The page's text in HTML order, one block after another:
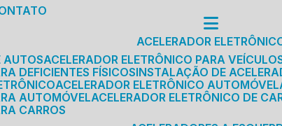
ACELERADOR
AUTOS ACELERADOR ELETRÔNICO PARA
DEFICIENTES FÍSICOS INSTALAÇÃO DE
ACELERADOR ELETRÔNICO AUTOMÓVEL
AUTOMÓVEL ACELERADOR ELETRÔNICO DE
CARROS